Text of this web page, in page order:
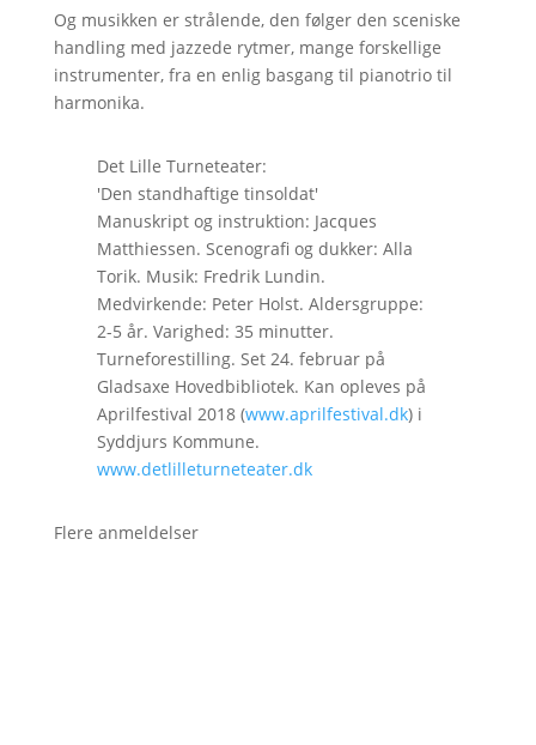
Og musikken er strålende, den følger den sceniske
handling med jazzede rytmer, mange forskellige
instrumenter, fra en enlig basgang til pianotrio til
harmonika.
Det Lille Turneteater:
'Den standhaftige tinsoldat'
Manuskript og instruktion: Jacques
Matthiessen. Scenografi og dukker: Alla
Torik. Musik: Fredrik Lundin.
Medvirkende: Peter Holst. Aldersgruppe:
2-5 år. Varighed: 35 minutter.
Turneforestilling. Set 24. februar på
Gladsaxe Hovedbibliotek. Kan opleves på
Aprilfestival 2018 (www.aprilfestival.dk) i
Syddjurs Kommune.
www.detlilleturneteater.dk
Flere anmeldelser